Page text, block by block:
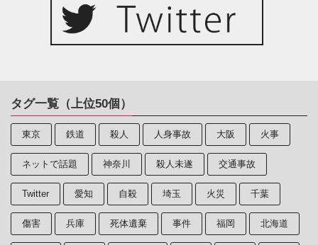
タグ一覧（上位50個）
東京 鉄道 殺人 人身事故 大阪 火事
ネットで話題 神奈川 殺人未遂 交通事故
Twitter 愛知 自殺 埼玉 火災 千葉
傷害 兵庫 死体遺棄 事件 福岡 北海道